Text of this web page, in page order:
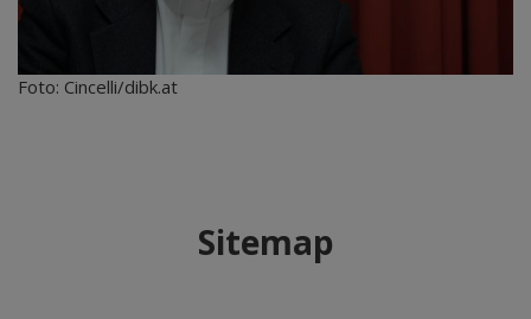
Foto: Cincelli/dibk.at
Sitemap